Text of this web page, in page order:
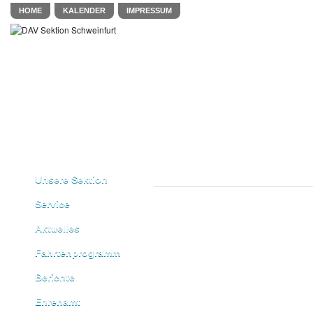
HOME KALENDER IMPRESSUM
Unsere Sektion
Service
Aktuelles
Fahrtenprogramm
Berichte
Ehrenamt